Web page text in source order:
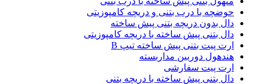
حوضچه با درب بتنی و دریچه کامپوزیتی
دال بدون دریچه بتنی پیش ساخته
دال بتنی پیش ساخته با دریچه کامپوزیتی
ارت پیت بتنی پیش ساخته تیپ B
هندهول دوربین مداربسته
ارت پیت سفارشی
دال بتنی پیش ساخته با دریچه بتنی